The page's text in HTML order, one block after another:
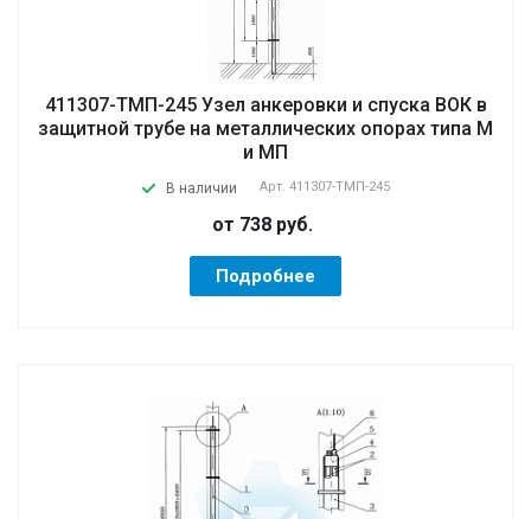
411307-ТМП-245 Узел анкеровки и спуска ВОК в
защитной трубе на металлических опорах типа М
и МП
В наличии Арт. 411307-ТМП-245
от 738 руб.
Подробнее